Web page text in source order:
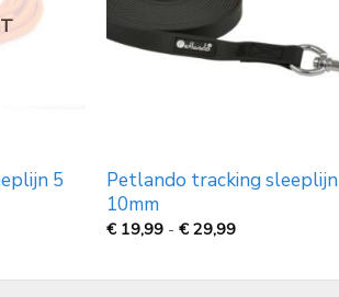
5
Petlando tracking sleeplijn
10mm
€ 19,99 - €29,99Prijsklasse: